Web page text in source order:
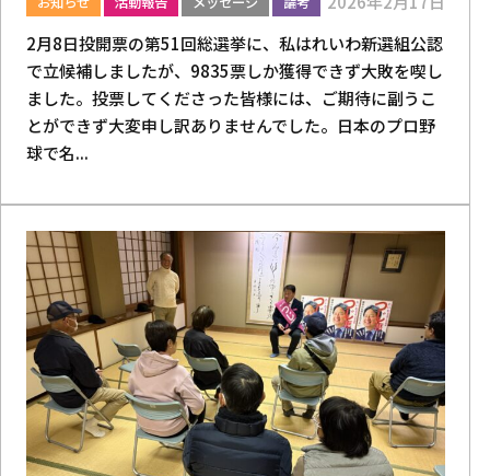
2月8日投開票の第51回総選挙に、私はれいわ新選組公認
で立候補しましたが、9835票しか獲得できず大敗を喫し
ました。投票してくださった皆様には、ご期待に副うこ
とができず大変申し訳ありませんでした。日本のプロ野
球で名...